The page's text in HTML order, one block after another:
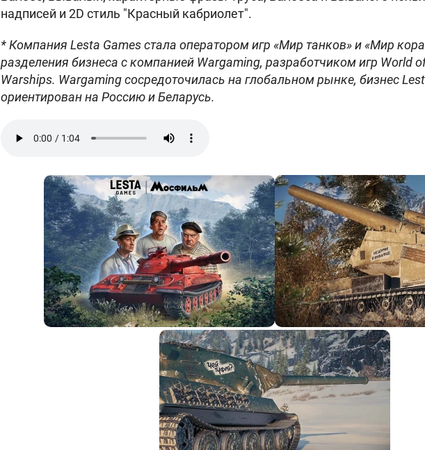
надписей и 2D стиль "Красный кабриолет".
* Компания Lesta Games стала оператором игр «Мир танков» и «Мир
разделения бизнеса с компанией Wargaming, разработчиком игр World
Warships. Wargaming сосредоточилась на глобальном рынке, бизнес
ориентирован на Россию и Беларусь.